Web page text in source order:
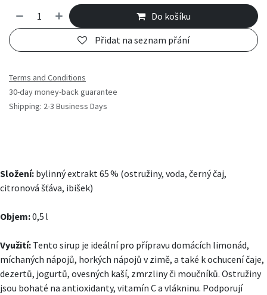
Do košíku
Přidat na seznam přání
Terms and Conditions
30-day money-back guarantee
Shipping: 2-3 Business Days
Složení: bylinný extrakt 65 % (ostružiny, voda, černý čaj,
citronová šťáva, ibišek)
Objem:0,5 l
Využití: Tento sirup je ideální pro přípravu domácích limonád,
míchaných nápojů, horkých nápojů v zimě, a také k ochucení čaje,
dezertů, jogurtů, ovesných kaší, zmrzliny či moučníků. Ostružiny
jsou bohaté na antioxidanty, vitamín C a vlákninu. Podporují